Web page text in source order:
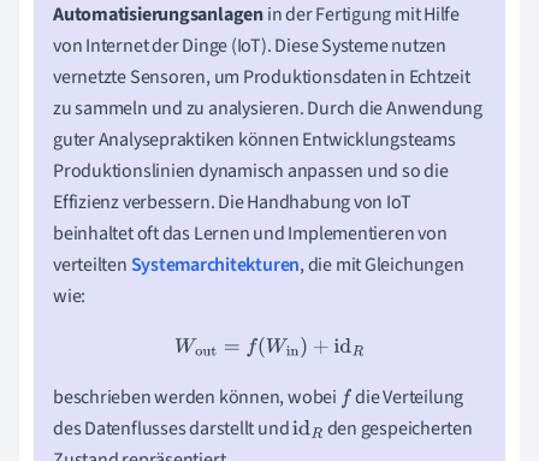
Automatisierungsanlagenin der Fertigung mit Hilfe
von Internet der Dinge (IoT). Diese Systeme nutzen
vernetzte Sensoren, um Produktionsdaten in Echtzeit
zu sammeln und zu analysieren. Durch die Anwendung
guter Analysepraktiken können Entwicklungsteams
Produktionslinien dynamisch anpassen und so die
Effizienz verbessern. Die Handhabung von IoT
beinhaltet oft das Lernen und Implementieren von
verteiltenSystemarchitekturen, die mit Gleichungen
wie:
W out =f(Win)+ idR
beschrieben werden können, wobei f die Verteilung
des Datenflusses darstellt undidR den gespeicherten